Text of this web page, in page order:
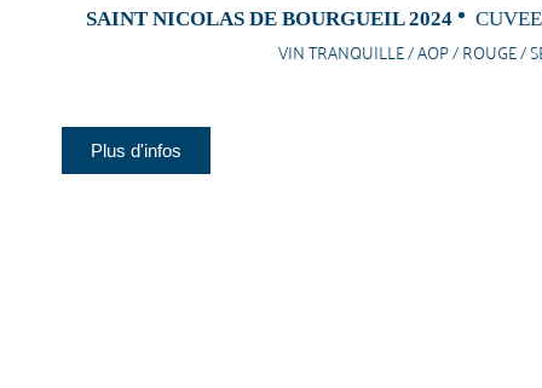
SAINT NICOLAS DE BOURGUEIL 2024
VIN TRANQUILLE / AOP / ROUGE /
Plus d'infos